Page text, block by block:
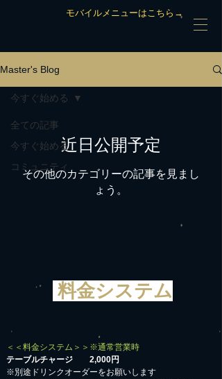
モバイルメニューはこちら→
Master's Blog
全ての記事
今すぐ始める
コミュニティ
今すぐ始める
近日公開予定
その他のカテゴリーの記事を見まし
ょう。
料金システム
＜＜料金システム＞＞※通常営業時
テーブルチャージ 2,000円
※別途ドリンクオーダーをお願いします